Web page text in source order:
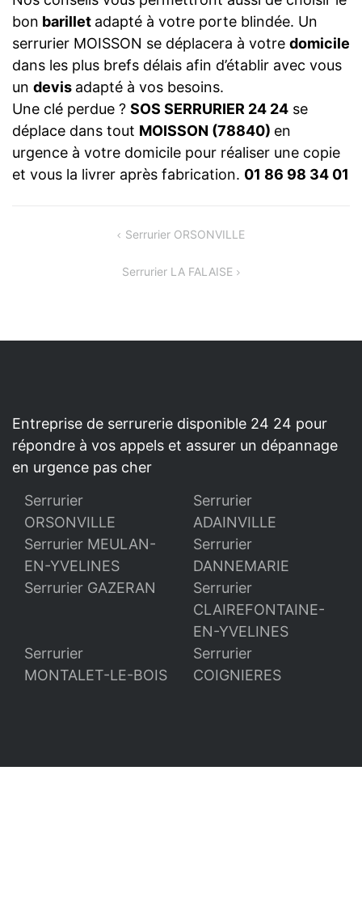
bon barillet adapté à votre porte blindée. Un
serrurier MOISSON se déplacera à votre domicile
dans les plus brefs délais afin d’établir avec vous
un devis adapté à vos besoins.
Une clé perdue ? SOS SERRURIER 24 24 se
déplace dans tout MOISSON (78840) en
urgence à votre domicile pour réaliser une copie
et vous la livrer après fabrication. 01 86 98 34 01
Serrurier ORSONVILLE
Serrurier LA FALAISE
Entreprise de serrurerie disponible 24 24 pour
répondre à vos appels et assurer un dépannage
en urgence pas cher
Serrurier
ORSONVILLE
Serrurier
ADAINVILLE
Serrurier MEULAN-
EN-YVELINES
Serrurier
DANNEMARIE
Serrurier GAZERAN
Serrurier
CLAIREFONTAINE-
EN-YVELINES
Serrurier
MONTALET-LE-BOIS
Serrurier
COIGNIERES